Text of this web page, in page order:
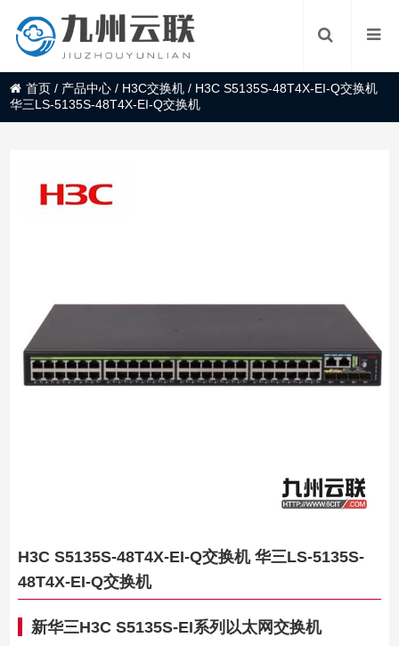
首页 / 产品中心 / H3C交换机 / H3C S5135S-48T4X-EI-Q交换机
华三LS-5135S-48T4X-EI-Q交换机
H3C S5135S-48T4X-EI-Q交换机 华三LS-5135S-
48T4X-EI-Q交换机
新华三H3C S5135S-EI系列以太网交换机